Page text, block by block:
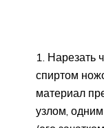
Нарезать
спиртом
материал
узлом,